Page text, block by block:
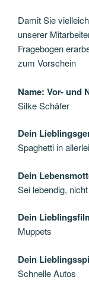
Damit Sie
unserer
Fragebogen
zum Vorschein
Name: Vor- und
Silke Schäfer
Dein
Spaghetti in
Dein
Sei lebendig,
Dein
Muppets
Dein
Schnelle Autos